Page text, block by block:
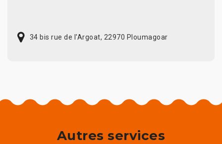
34 bis rue de l'Argoat, 22970 Ploumagoar
Autres services